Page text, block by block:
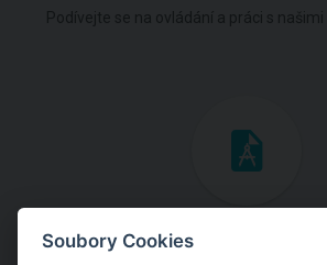
Inženýrské manuály
Soubory Cookies